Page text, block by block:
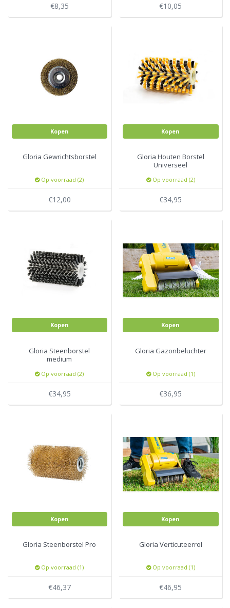
€8,35 €10,05
Kopen
Gloria Gewrichtsborstel
Op voorraad (2)
€12,00
Kopen
Gloria Houten Borstel
Universeel
Op voorraad (2)
€34,95
Kopen
Gloria Steenborstel
medium
Op voorraad (2)
€34,95
Kopen
Gloria Gazonbeluchter
Op voorraad (1)
€36,95
Kopen
Gloria Steenborstel Pro
Op voorraad (1)
€46,37
Kopen
Gloria Verticuteerrol
Op voorraad (1)
€46,95